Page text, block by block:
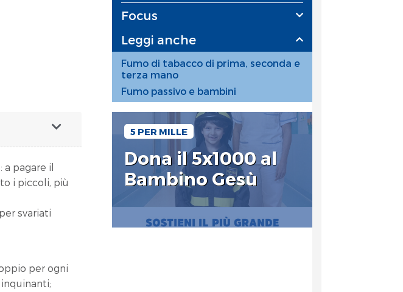
a pagare il
i piccoli, più
svariati
per ogni
Focus
Leggi anche
Fumo di tabacco di prima, seconda e
terza mano
Fumo passivo e bambini
5 PER MILLE
Dona il 5x1000 al
Bambino Gesù